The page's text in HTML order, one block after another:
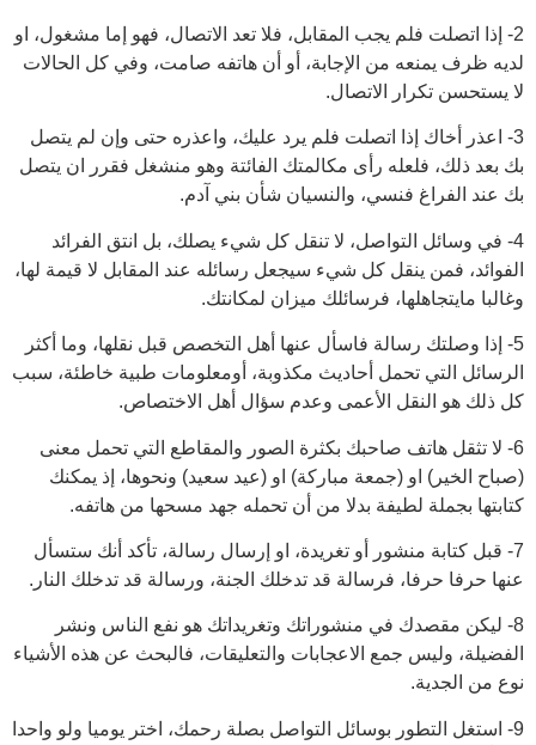
2- إذا اتصلت فلم يجب المقابل، فلا تعد الاتصال، فهو إما مشغول، او
لديه ظرف يمنعه من الإجابة، أو أن هاتفه صامت، وفي كل الحالات
لا يستحسن تكرار الاتصال.
3- اعذر أخاك إذا اتصلت فلم يرد عليك، واعذره حتى وإن لم يتصل
بك بعد ذلك، فلعله رأى مكالمتك الفائتة وهو منشغل فقرر ان يتصل
بك عند الفراغ فنسي، والنسيان شأن بني آدم.
4- في وسائل التواصل، لا تنقل كل شيء يصلك، بل انتق الفرائد
الفوائد، فمن ينقل كل شيء سيجعل رسائله عند المقابل لا قيمة لها،
وغالبا مايتجاهلها، فرسائلك ميزان لمكانتك.
5- إذا وصلتك رسالة فاسأل عنها أهل التخصص قبل نقلها، وما أكثر
الرسائل التي تحمل أحاديث مكذوبة، أومعلومات طبية خاطئة، سبب
كل ذلك هو النقل الأعمى وعدم سؤال أهل الاختصاص.
6- لا تثقل هاتف صاحبك بكثرة الصور والمقاطع التي تحمل معنى
(صباح الخير) او (جمعة مباركة) او (عيد سعيد) ونحوها، إذ يمكنك
كتابتها بجملة لطيفة بدلا من أن تحمله جهد مسحها من هاتفه.
7- قبل كتابة منشور أو تغريدة، او إرسال رسالة، تأكد أنك ستسأل
عنها حرفا حرفا، فرسالة قد تدخلك الجنة، ورسالة قد تدخلك النار.
8- ليكن مقصدك في منشوراتك وتغريداتك هو نفع الناس ونشر
الفضيلة، وليس جمع الاعجابات والتعليقات، فالبحث عن هذه الأشياء
نوع من الجدية.
9- استغل التطور بوسائل التواصل بصلة رحمك، اختر يوميا ولو واحدا